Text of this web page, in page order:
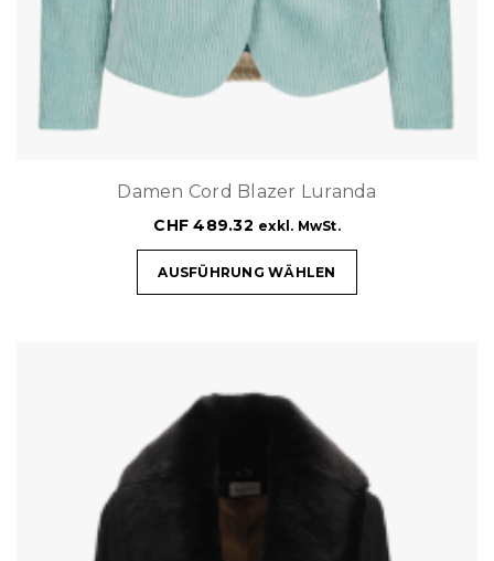
Damen Cord Blazer Luranda
CHF 489.32 exkl. MwSt.
AUSFÜHRUNG WÄHLEN